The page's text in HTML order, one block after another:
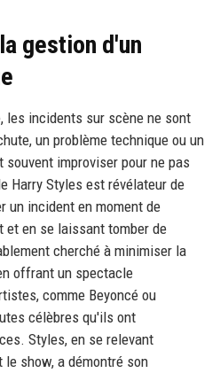
gestion d'un
les incidents sur scène ne sont
un problème technique ou un
improviser pour ne pas
Harry Styles est révélateur de
un incident en moment de
en se laissant tomber de
cherché à minimiser la
offrant un spectacle
comme Beyoncé ou
célèbres qu'ils ont
Styles, en se relevant
show, a démontré son